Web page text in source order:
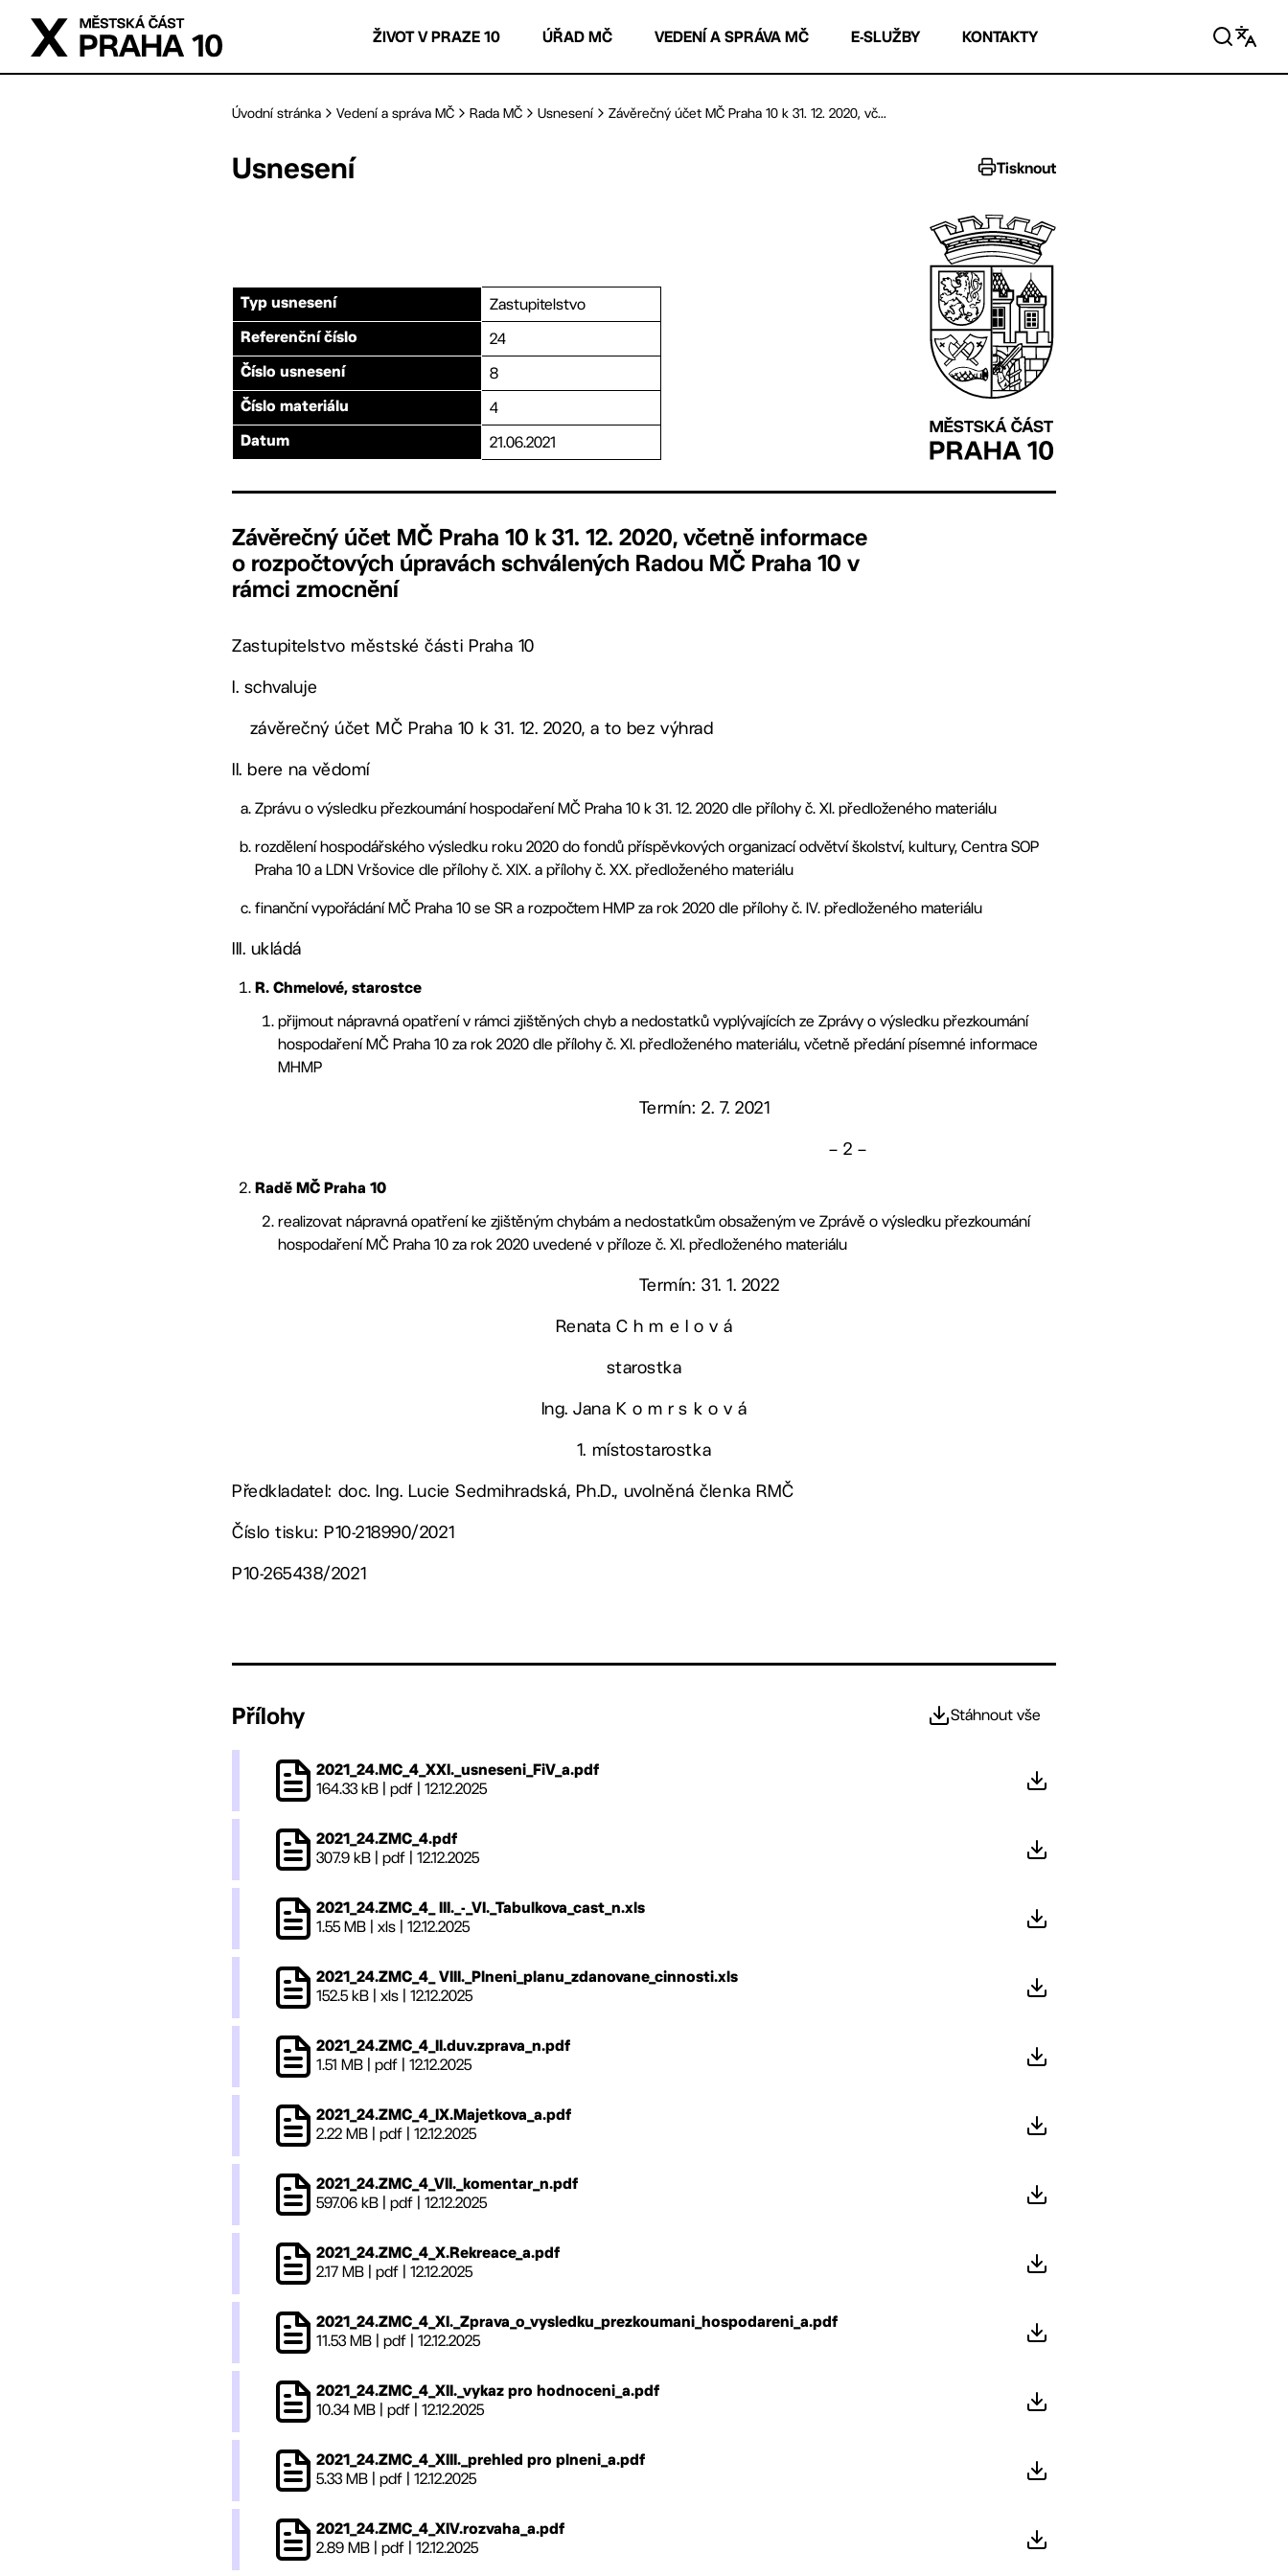
Přejít na hlavní obsah
ŽIVOT V PRAZE 10 ÚŘAD MČ VEDENÍ A SPRÁVA MČ E-SLUŽBY KONTAKTY
Úvodní stránka Vedení a správa MČ Rada MČ Usnesení Závěrečný účet MČ Praha 10 k 31. 12. 2020, vč...
Usnesení Tisknout
Typ usnesení Zastupitelstvo
Referenční číslo 24
Číslo usnesení 8
Číslo materiálu 4
Datum 21.06.2021
Závěrečný účet MČ Praha 10 k 31. 12. 2020, včetně informace
o rozpočtových úpravách schválených Radou MČ Praha 10 v
rámci zmocnění
Zastupitelstvo městské části Praha 10
I. schvaluje
závěrečný účet MČ Praha 10 k 31. 12. 2020, a to bez výhrad
II. bere na vědomí
Zprávu o výsledku přezkoumání hospodaření MČ Praha 10 k 31. 12. 2020 dle přílohy č. XI. předloženého materiálu
rozdělení hospodářského výsledku roku 2020 do fondů příspěvkových organizací odvětví školství, kultury, Centra SOP
Praha 10 a LDN Vršovice dle přílohy č. XIX. a přílohy č. XX. předloženého materiálu
finanční vypořádání MČ Praha 10 se SR a rozpočtem HMP za rok 2020 dle přílohy č. IV. předloženého materiálu
III. ukládá
R. Chmelové, starostce
přijmout nápravná opatření v rámci zjištěných chyb a nedostatků vyplývajících ze Zprávy o výsledku přezkoumání
hospodaření MČ Praha 10 za rok 2020 dle přílohy č. XI. předloženého materiálu, včetně předání písemné informace
MHMP
Termín: 2. 7. 2021
– 2 –
Radě MČ Praha 10
realizovat nápravná opatření ke zjištěným chybám a nedostatkům obsaženým ve Zprávě o výsledku přezkoumání
hospodaření MČ Praha 10 za rok 2020 uvedené v příloze č. XI. předloženého materiálu
Termín: 31. 1. 2022
Renata C h m e l o v á
starostka
Ing. Jana K o m r s k o v á
1. místostarostka
Předkladatel: doc. Ing. Lucie Sedmihradská, Ph.D., uvolněná členka RMČ
Číslo tisku: P10-218990/2021
P10-265438/2021
Přílohy Stáhnout vše
2021_24.MC_4_XXI._usneseni_FiV_a.pdf
164.33 kB | pdf | 12.12.2025
2021_24.ZMC_4.pdf
307.9 kB | pdf | 12.12.2025
2021_24.ZMC_4_ III._-_VI._Tabulkova_cast_n.xls
1.55 MB | xls | 12.12.2025
2021_24.ZMC_4_ VIII._Plneni_planu_zdanovane_cinnosti.xls
152.5 kB | xls | 12.12.2025
2021_24.ZMC_4_II.duv.zprava_n.pdf
1.51 MB | pdf | 12.12.2025
2021_24.ZMC_4_IX.Majetkova_a.pdf
2.22 MB | pdf | 12.12.2025
2021_24.ZMC_4_VII._komentar_n.pdf
597.06 kB | pdf | 12.12.2025
2021_24.ZMC_4_X.Rekreace_a.pdf
2.17 MB | pdf | 12.12.2025
2021_24.ZMC_4_XI._Zprava_o_vysledku_prezkoumani_hospodareni_a.pdf
11.53 MB | pdf | 12.12.2025
2021_24.ZMC_4_XII._vykaz pro hodnoceni_a.pdf
10.34 MB | pdf | 12.12.2025
2021_24.ZMC_4_XIII._prehled pro plneni_a.pdf
5.33 MB | pdf | 12.12.2025
2021_24.ZMC_4_XIV.rozvaha_a.pdf
2.89 MB | pdf | 12.12.2025